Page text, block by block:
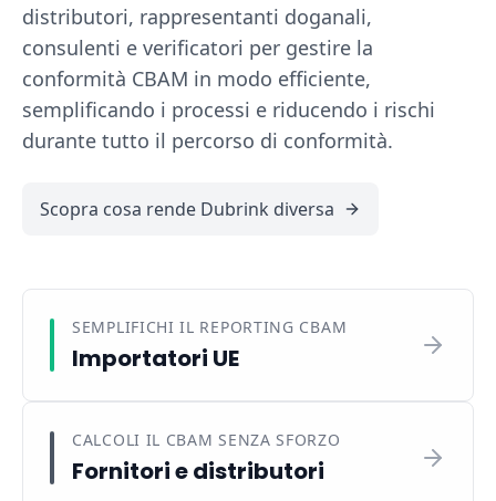
distributori, rappresentanti doganali,
consulenti e verificatori per gestire la
conformità CBAM in modo efficiente,
semplificando i processi e riducendo i rischi
durante tutto il percorso di conformità.
Scopra cosa rende Dubrink diversa
SEMPLIFICHI IL REPORTING CBAM
Importatori UE
CALCOLI IL CBAM SENZA SFORZO
Fornitori e distributori